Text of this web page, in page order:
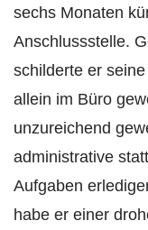
sechs Monaten
Anschlussstelle.
schilderte er
allein im Büro
unzureichend
administrative
Aufgaben
habe er einer